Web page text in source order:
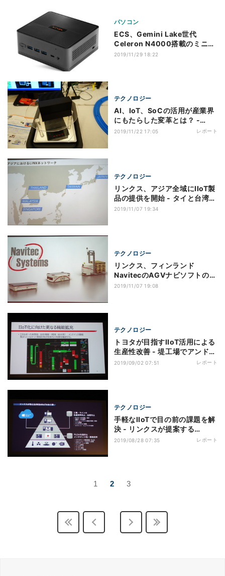
パソコン
ECS、Gemini Lake世代
Celeron N4000搭載のミニ
PC「LIVA Z2 (N4000)
2019/11/29 18:22
テクノロジー
AI、IoT、SoCの活用が産業界
にもたらした変革とは？ -
LINXDays 2019
2019/11/22 17:05 レポート
テクノロジー
リンクス、アジア全域にIIoT製
品の提供を開始 - タイと台湾に
子会社を設立
2019/11/07 19:34
テクノロジー
リンクス、フィンランド
NavitecのAGVナビソフトの販
売を2020年より開始
2019/11/07 19:08
テクノロジー
トヨタが目指すIIoT活用による
生産性改善 - 堤工場でアンドン
改善に着手
2019/09/02 07:51 レポート
テクノロジー
手軽なIIoTで目の前の課題を解
決 - リンクスが提案する
SCADAのIIoT基盤化
2019/08/28 07:35 レポート
1 2 3